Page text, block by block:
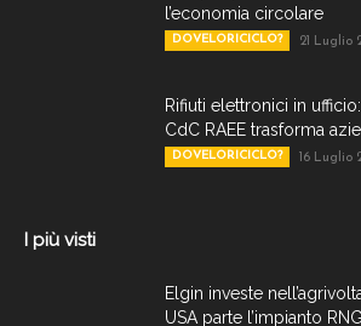
l’economia circolare
DOVELORICICLO? 21 Luglio
Rifiuti elettronici in
CdC RAEE trasforma
DOVELORICICLO? 16 Luglio
I più visti
Elgin investe
USA parte l’impianto RNG